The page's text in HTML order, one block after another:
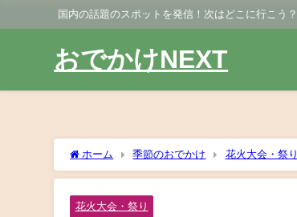
国内の話題のスポットを発信！次はどこに行こう？
おでかけNEXT
ホーム 季節のおでかけ 花火大会・祭り
花火大会・祭り